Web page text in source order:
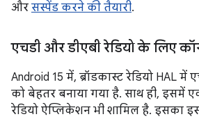
और सस्पेंड करने की तैयारी.
एचडी और डीएबी रेडियो के लिए
Android 15 में, ब्रॉडकास्ट रेडियो HAL में
को बेहतर बनाया गया है. साथ ही,
रेडियो ऐप्लिकेशन भी शामिल है. इसका